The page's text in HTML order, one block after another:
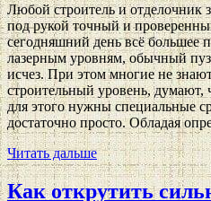
Любой строитель и отделочник
под рукой точный и
сегодняшний день всё большее
лазерным уровням, обычный
исчез. При этом многие не
строительный уровень,
для этого нужны специальные
достаточно просто. Обладая
Читать дальше
Как открутить